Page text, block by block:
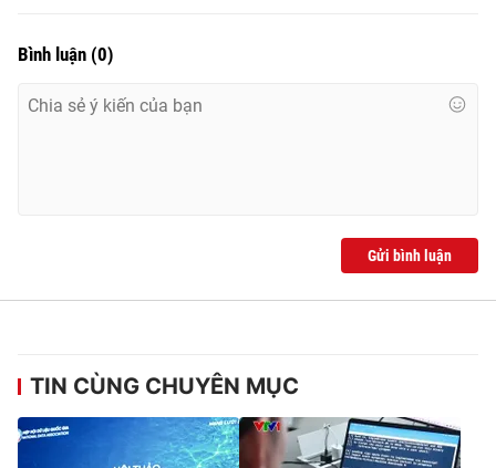
Bình luận (0)
Gửi bình luận
TIN CÙNG CHUYÊN MỤC